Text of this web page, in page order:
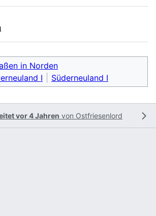
in Norden
I
Süderneuland I
vor 4 Jahren von Ostfriesenlord